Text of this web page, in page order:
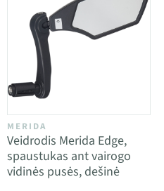
MERIDA
Veidrodis Merida Edge,
spaustukas ant vairogo
vidinės pusės, dešinė